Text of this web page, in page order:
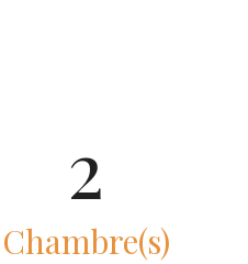
2
Chambre(s)